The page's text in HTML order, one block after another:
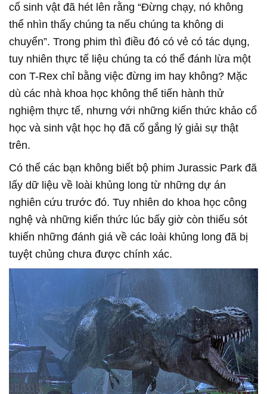
cổ sinh vật đã hét lên rằng “Đừng chạy, nó không
thể nhìn thấy chúng ta nếu chúng ta không di
chuyển”. Trong phim thì điều đó có vẻ có tác dụng,
tuy nhiên thực tế liệu chúng ta có thể đánh lừa một
con T-Rex chỉ bằng việc đừng im hay không? Mặc
dù các nhà khoa học không thể tiến hành thử
nghiệm thực tế, nhưng với những kiến thức khảo cổ
học và sinh vật học họ đã cố gắng lý giải sự thật
trên.
Có thể các bạn không biết bộ phim Jurassic Park đã
lấy dữ liệu về loài khủng long từ những dự án
nghiên cứu trước đó. Tuy nhiên do khoa học công
nghệ và những kiến thức lúc bấy giờ còn thiếu sót
khiến những đánh giá về các loài khủng long đã bị
tuyệt chủng chưa được chính xác.